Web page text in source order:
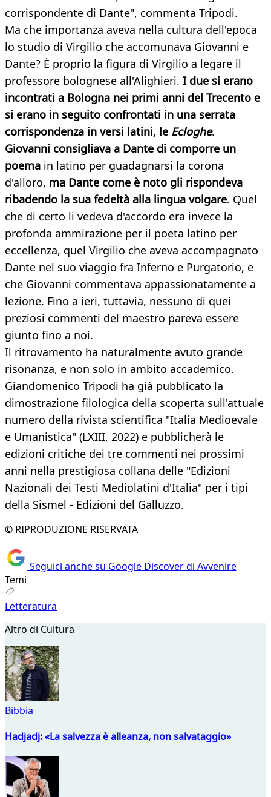
corrispondente di Dante", commenta Tripodi.
Ma che importanza aveva nella cultura dell'epoca
lo studio di Virgilio che accomunava Giovanni e
Dante? È proprio la figura di Virgilio a legare il
professore bolognese all'Alighieri. I due si erano
incontrati a Bologna nei primi anni del Trecento e
si erano in seguito confrontati in una serrata
corrispondenza in versi latini, le Ecloghe.
Giovanni consigliava a Dante di comporre un
poema in latino per guadagnarsi la corona
d'alloro, ma Dante come è noto gli rispondeva
ribadendo la sua fedeltà alla lingua volgare. Quel
che di certo li vedeva d'accordo era invece la
profonda ammirazione per il poeta latino per
eccellenza, quel Virgilio che aveva accompagnato
Dante nel suo viaggio fra Inferno e Purgatorio, e
che Giovanni commentava appassionatamente a
lezione. Fino a ieri, tuttavia, nessuno di quei
preziosi commenti del maestro pareva essere
giunto fino a noi.
Il ritrovamento ha naturalmente avuto grande
risonanza, e non solo in ambito accademico.
Giandomenico Tripodi ha già pubblicato la
dimostrazione filologica della scoperta sull'attuale
numero della rivista scientifica "Italia Medioevale
e Umanistica" (LXIII, 2022) e pubblicherà le
edizioni critiche dei tre commenti nei prossimi
anni nella prestigiosa collana delle "Edizioni
Nazionali dei Testi Mediolatini d'Italia" per i tipi
della Sismel - Edizioni del Galluzzo.
© RIPRODUZIONE RISERVATA
Seguici anche su Google Discover di Avvenire
Temi
Letteratura
Altro di Cultura
Bibbia
Hadjadj: «La salvezza è alleanza, non salvataggio»